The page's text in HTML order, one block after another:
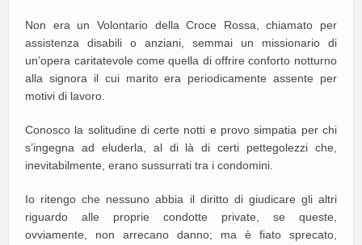
Non era un Volontario della Croce Rossa, chiamato per
assistenza disabili o anziani, semmai un missionario di
un’opera caritatevole come quella di offrire conforto notturno
alla signora il cui marito era periodicamente assente per
motivi di lavoro.
Conosco la solitudine di certe notti e provo simpatia per chi
s’ingegna ad eluderla, al di là di certi pettegolezzi che,
inevitabilmente, erano sussurrati tra i condomini.
Io ritengo che nessuno abbia il diritto di giudicare gli altri
riguardo alle proprie condotte private, se queste,
ovviamente, non arrecano danno; ma è fiato sprecato,